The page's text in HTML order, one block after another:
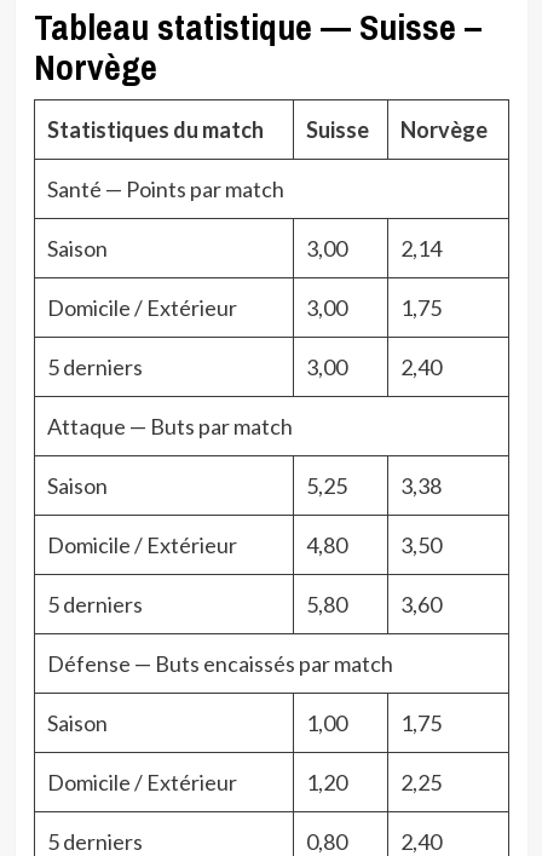
Tableau statistique — Suisse –
Norvège
Statistiques du match Suisse Norvège
Santé — Points par match
Saison 3,00 2,14
Domicile / Extérieur 3,00 1,75
5 derniers 3,00 2,40
Attaque — Buts par match
Saison 5,25 3,38
Domicile / Extérieur 4,80 3,50
5 derniers 5,80 3,60
Défense — Buts encaissés par match
Saison 1,00 1,75
Domicile / Extérieur 1,20 2,25
5 derniers 0,80 2,40